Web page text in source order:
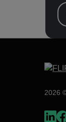
2026